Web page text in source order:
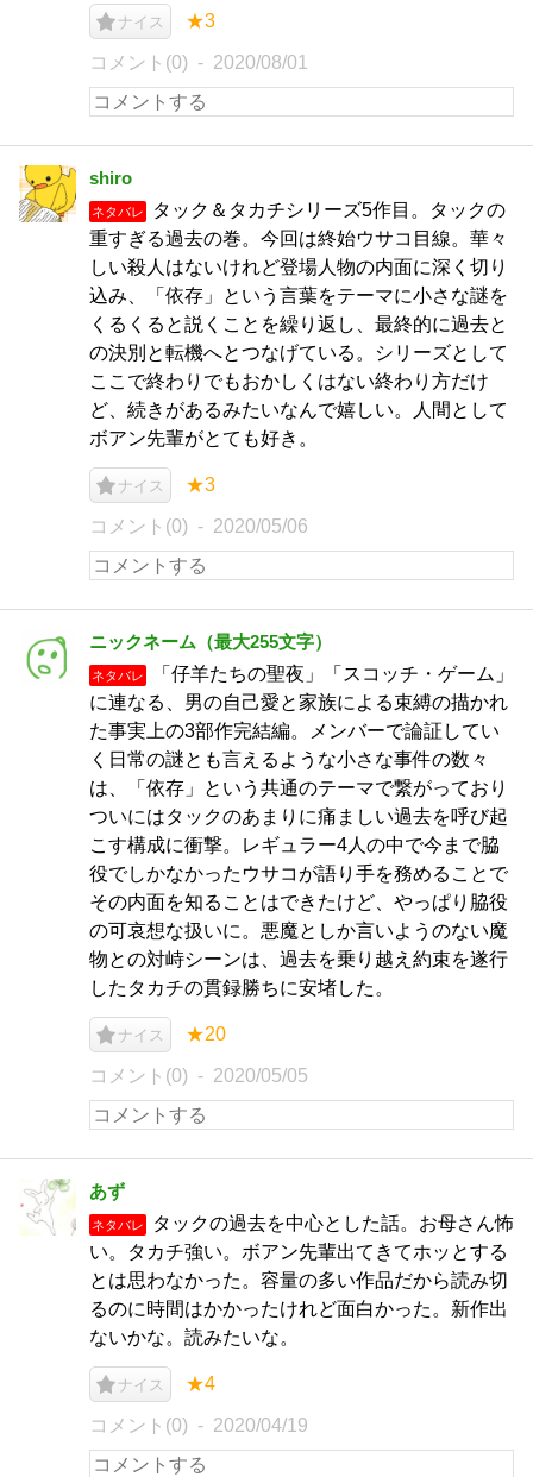
ナイス ★3
コメント(0) 2020/08/01
shiro
ネタバレ
タック＆タカチシリーズ5作目。タックの
重すぎる過去の巻。今回は終始ウサコ目線。華々
しい殺人はないけれど登場人物の内面に深く切り
込み、「依存」という言葉をテーマに小さな謎を
くるくると説くことを繰り返し、最終的に過去と
の決別と転機へとつなげている。シリーズとして
ここで終わりでもおかしくはない終わり方だけ
ど、続きがあるみたいなんで嬉しい。人間として
ボアン先輩がとても好き。
ナイス ★3
コメント(0) 2020/05/06
ニックネーム（最大255文字）
ネタバレ
「仔羊たちの聖夜」「スコッチ・ゲーム」
に連なる、男の自己愛と家族による束縛の描かれ
た事実上の3部作完結編。メンバーで論証してい
く日常の謎とも言えるような小さな事件の数々
は、「依存」という共通のテーマで繋がっており
ついにはタックのあまりに痛ましい過去を呼び起
こす構成に衝撃。レギュラー4人の中で今まで脇
役でしかなかったウサコが語り手を務めることで
その内面を知ることはできたけど、やっぱり脇役
の可哀想な扱いに。悪魔としか言いようのない魔
物との対峙シーンは、過去を乗り越え約束を遂行
したタカチの貫録勝ちに安堵した。
ナイス ★20
コメント(0) 2020/05/05
あず
ネタバレ
タックの過去を中心とした話。お母さん怖
い。タカチ強い。ボアン先輩出てきてホッとする
とは思わなかった。容量の多い作品だから読み切
るのに時間はかかったけれど面白かった。新作出
ないかな。読みたいな。
ナイス ★4
コメント(0) 2020/04/19